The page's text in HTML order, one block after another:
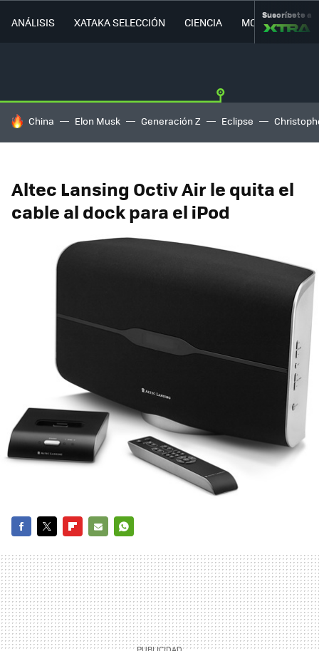
ANÁLISIS XATAKA SELECCIÓN CIENCIA MOVILIDAD
Suscríbete a
HOY SE HABLA DE
China Elon Musk Generación Z Eclipse
Altec Lansing Octiv Air le quita el
cable al dock para el iPod
MAIL